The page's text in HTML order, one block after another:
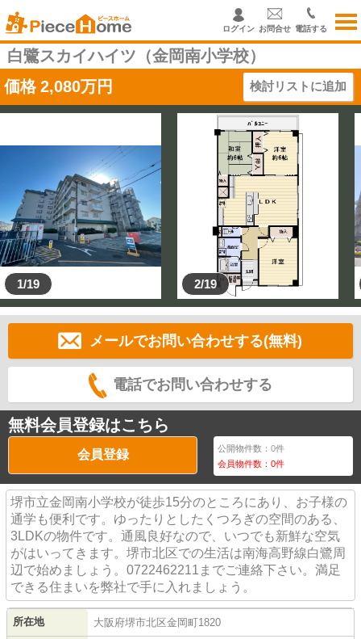
ログイン お問合せ 電話する
白鷺スカイハイツ（金岡南小学校）
価格 2,080万円 検討リストに追加
1/19 2/19
メールでお問い合わせする(無料)
電話でお問い合わせする
無料会員登録はこちら
会員登録 公開物件数：0件
会員物件数：0件
堺市立金岡南小学校が徒歩15分のところにあり、お子様の
通学も便利です。ゆったりとしたくつろぎの空間のある、
3LDKの物件です。通風良好なので、いつでも新鮮な空気
がはいってきます。堺市北区での生活は南海高野線白鷺周
辺で始めましょう。0722462211までご連絡下さい。満足
できる住まいを弊社で手に入れましょう。
所在地 大阪府堺市北区金岡町1820